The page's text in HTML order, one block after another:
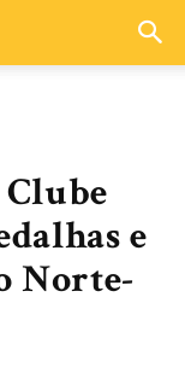
e
Norte-